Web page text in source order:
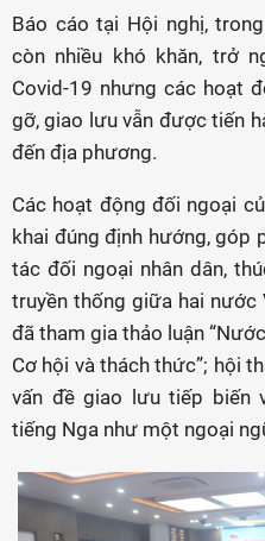
Báo cáo tại Hội nghị,
còn nhiều khó khăn, trở
Covid-19 nhưng các hoạt
gỡ, giao lưu vẫn được tiến
đến địa phương.
Các hoạt động đối ngoại
khai đúng định hướng, góp
tác đối ngoại nhân dân,
truyền thống giữa hai nước
đã tham gia thảo luận
Cơ hội và thách thức”; hội
vấn đề giao lưu tiếp biến
tiếng Nga như một ngoại